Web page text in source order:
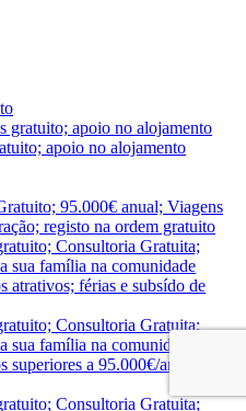
gratuito; apoio no alojamento
apoio no alojamento
95.000€ anual; Viagens
registo na ordem gratuito
Consultoria Gratuita;
sua família na comunidade
atrativos; férias e subsído de
Consultoria Gratuita;
sua família na comunidade
superiores a 95.000€/ano; férias
Consultoria Gratuita;